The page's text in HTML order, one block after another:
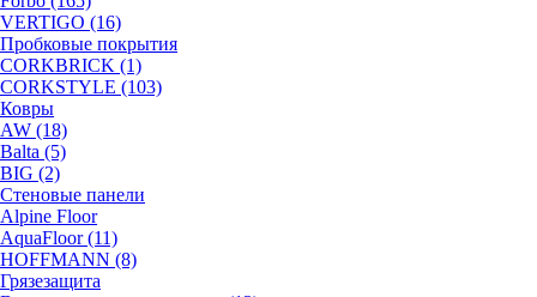
VERTIGO (16)
Пробковые покрытия
CORKBRICK (1)
CORKSTYLE (103)
Ковры
AW (18)
Balta (5)
BIG (2)
Стеновые панели
Alpine Floor
AquaFloor (11)
HOFFMANN (8)
Грязезащита